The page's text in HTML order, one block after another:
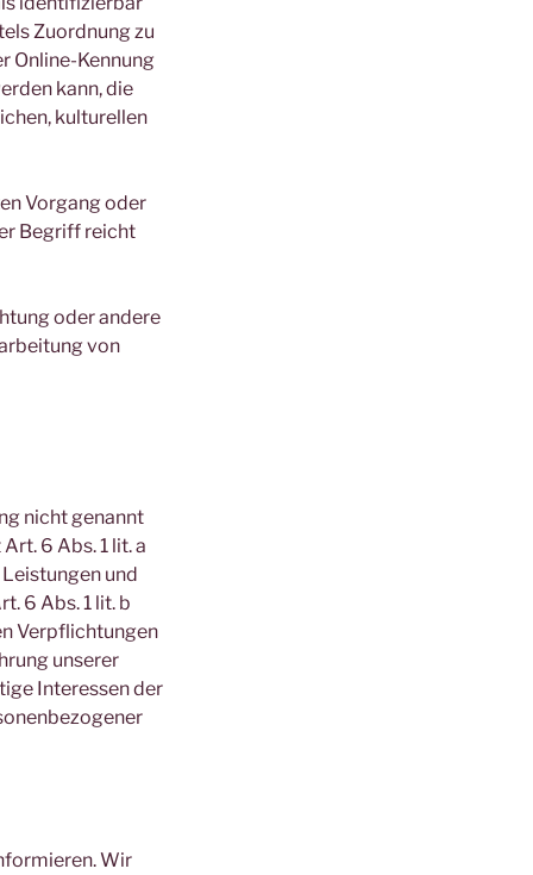
Zuordnung zu
Online-Kennung
kann, die
kulturellen
Vorgang oder
Begriff reicht
oder andere
von
nicht genannt
6 Abs. 1 lit. a
und
6 Abs. 1 lit. b
Verpflichtungen
unserer
Interessen der
Wir